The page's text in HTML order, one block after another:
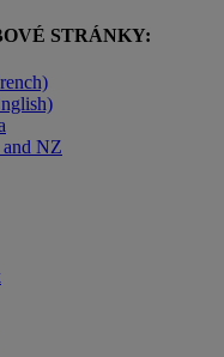
STRÁNKY:
NZ